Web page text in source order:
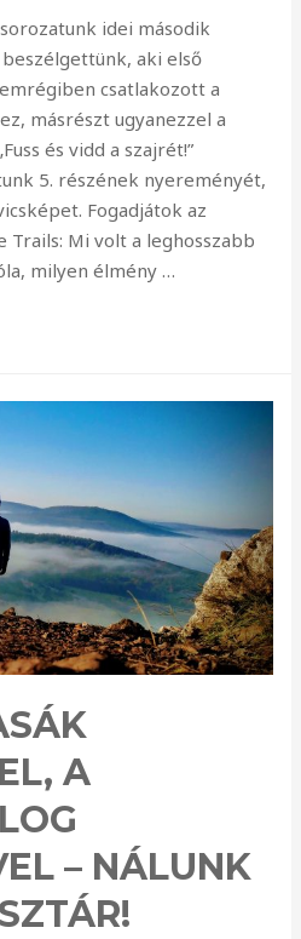
idei második
aki első
csatlakozott a
másrészt ugyanezzel a
és vidd a szajrét!”
5. részének nyereményét,
Fogadjátok az
Mi volt a leghosszabb
milyen élmény …
A
– NÁLUNK